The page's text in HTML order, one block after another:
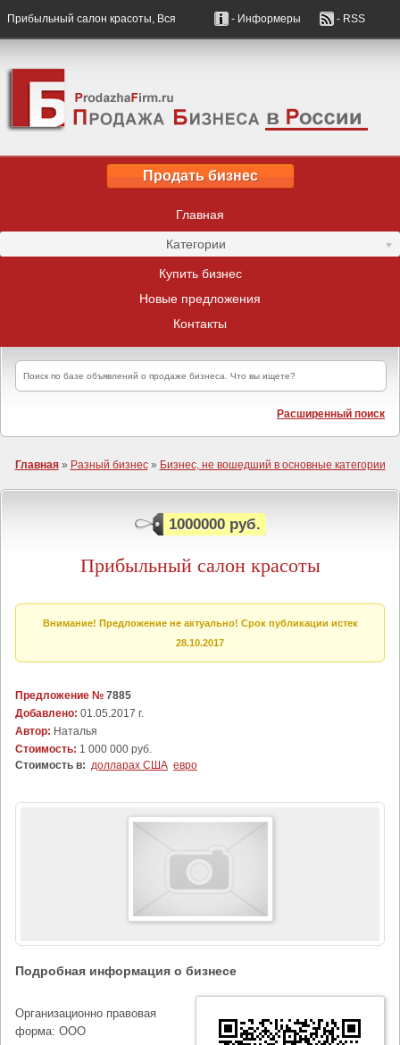
Прибыльный салон красоты, Вся - Информеры - RSS
Продать бизнес
Главная
Категории
Купить бизнес
Новые предложения
Контакты
Расширенный поиск
Главная» Разный бизнес» Бизнес, не вошедший в основные категории
1000000 руб.
Прибыльный салон красоты
Внимание! Предложение не актуально! Срок публикации истек
28.10.2017
Предложение № 7885
Добавлено: 01.05.2017 г.
Автор: Наталья
Стоимость: 1 000 000 руб.
Стоимость в: долларах США евро
Подробная информация о бизнесе
Организационно правовая
форма: ООО